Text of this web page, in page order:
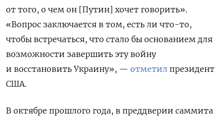
от того, о чем он [Путин] хочет говорить».
«Вопрос заключается в том, есть ли что-то,
чтобы встречаться, что стало бы основанием для
возможности завершить эту войну
и восстановить Украину», — отметил президент
США.
В октябре прошлого года, в преддверии саммита